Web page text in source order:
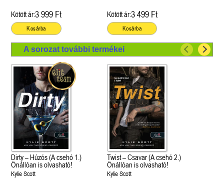
Kötött ár:3 999 Ft
Kosárba
Kötött ár:3 499 Ft
Kosárba
A sorozat további termékei
Dirty – Húzós (A csehó 1.)
Önállóan is olvasható!
Kylie Scott
Twist – Csavar (A csehó 2.)
Önállóan is olvasható!
Kylie Scott